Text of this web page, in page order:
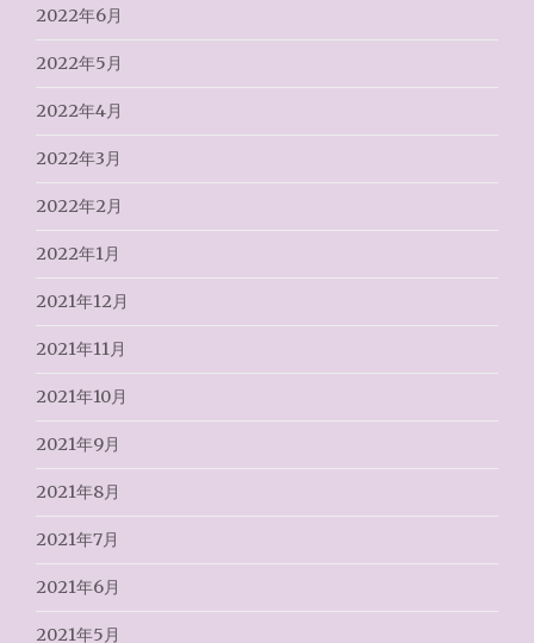
2022年6月
2022年5月
2022年4月
2022年3月
2022年2月
2022年1月
2021年12月
2021年11月
2021年10月
2021年9月
2021年8月
2021年7月
2021年6月
2021年5月